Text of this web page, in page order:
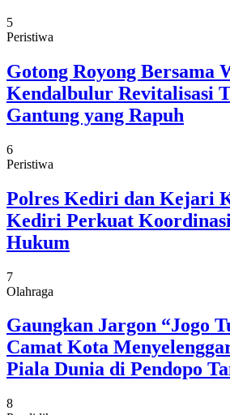
5
Peristiwa
Gotong Royong Bersama
Kendalbulur Revitalisasi
Gantung yang Rapuh
6
Peristiwa
Polres Kediri dan Kejari
Kediri Perkuat Koordinasi
Hukum
7
Olahraga
Gaungkan Jargon “Jogo
Camat Kota
Piala Dunia di Pendopo
8